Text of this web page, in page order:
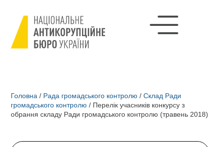
Головна / Рада громадського контролю / Cклад Ради
громадського контролю / Перелік учасників конкурсу з
обрання складу Ради громадського контролю (травень 2018)